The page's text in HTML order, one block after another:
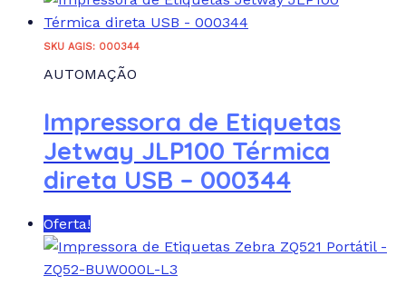
SKU AGIS: 000344
AUTOMAÇÃO
Impressora de Etiquetas
Jetway JLP100 Térmica
direta USB – 000344
Oferta!